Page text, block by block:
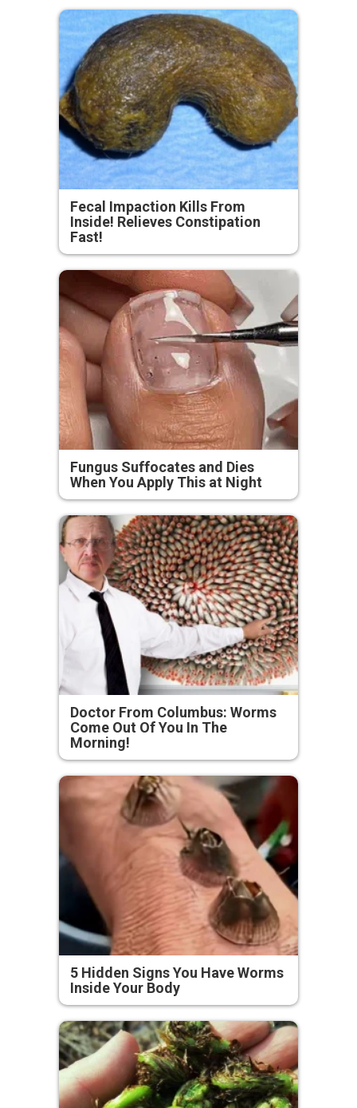
Fecal Impaction Kills From
Inside! Relieves Constipation
Fast!
Fungus Suffocates and Dies
When You Apply This at Night
Doctor From Columbus: Worms
Come Out Of You In The
Morning!
5 Hidden Signs You Have Worms
Inside Your Body